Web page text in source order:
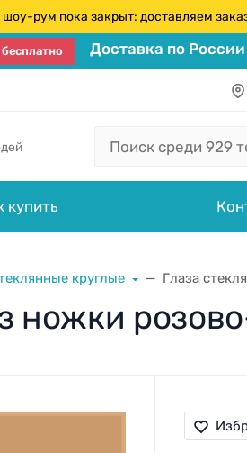
рум пока закрыт: доставляем
бесплатно Доставка по
купить
круглые Глаза
ножки